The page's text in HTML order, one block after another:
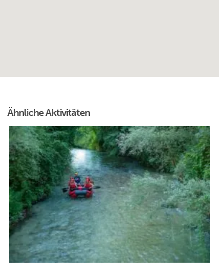
Ähnliche Aktivitäten